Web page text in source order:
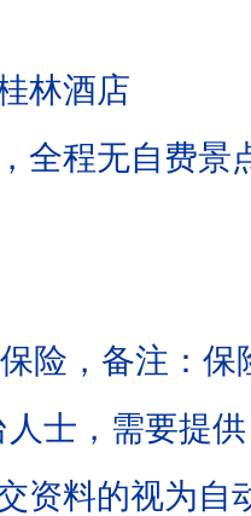
林酒店
全程无自费景
险，备注：保
士，需要提
资料的视为自